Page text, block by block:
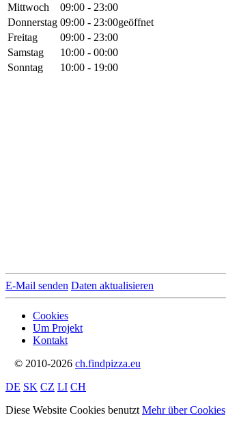
Mittwoch
09:00 - 23:00
Donnerstag 09:00 - 23:00geöffnet
Freitag
09:00 - 23:00
Samstag
10:00 - 00:00
Sonntag
10:00 - 19:00
E-Mail senden Daten aktualisieren
Cookies
Um Projekt
Kontakt
© 2010-2026 ch.findpizza.eu
DE SK CZ LI CH
Diese Website Cookies benutzt Mehr über Cookies